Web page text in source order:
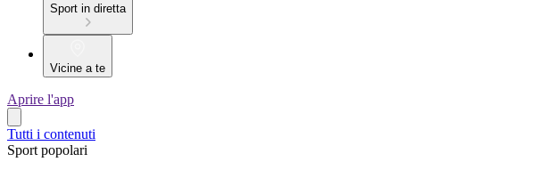
Sport in diretta
Vicine a te
Aprire l'app
Tutti i contenuti
Sport popolari